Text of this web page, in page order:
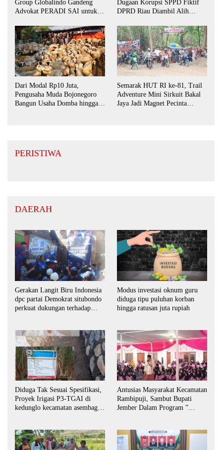
Group Globalindo Gandeng
Advokat PERADI SAI untuk
Dugaan Korupsi SPPD Fiktif
DPRD Riau Diambil Alih
Dari Modal Rp10 Juta,
Pengusaha Muda Bojonegoro
Bangun Usaha Domba hingga
Semarak HUT RI ke-81, Trail
Adventure Mini Sirkuit Bakal
Jaya Jadi Magnet Pecinta
PERISTIWA
DAERAH
Gerakan Langit Biru Indonesia
dpc partai Demokrat situbondo
perkuat dukungan terhadap
Modus investasi oknum guru
diduga tipu puluhan korban
hingga ratusan juta rupiah
Diduga Tak Sesuai Spesifikasi,
Proyek Irigasi P3-TGAI di
kedunglo kecamatan asembagus
Antusias Masyarakat Kecamatan
Rambipuji, Sambut Bupati
Jember Dalam Program ”